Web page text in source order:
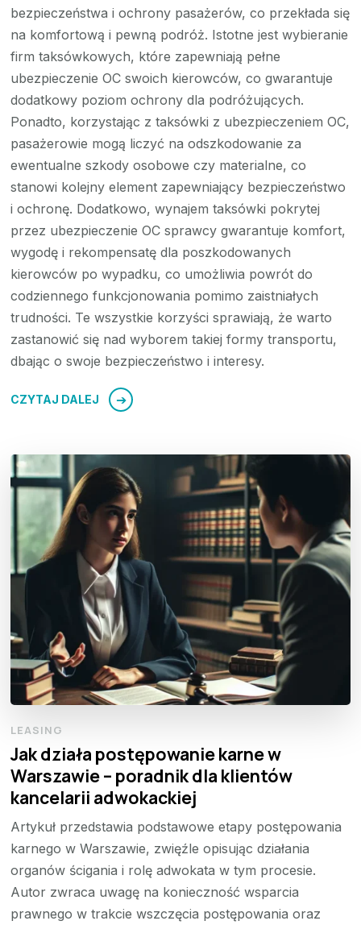
bezpieczeństwa i ochrony pasażerów, co przekłada się
na komfortową i pewną podróż. Istotne jest wybieranie
firm taksówkowych, które zapewniają pełne
ubezpieczenie OC swoich kierowców, co gwarantuje
dodatkowy poziom ochrony dla podróżujących.
Ponadto, korzystając z taksówki z ubezpieczeniem OC,
pasażerowie mogą liczyć na odszkodowanie za
ewentualne szkody osobowe czy materialne, co
stanowi kolejny element zapewniający bezpieczeństwo
i ochronę. Dodatkowo, wynajem taksówki pokrytej
przez ubezpieczenie OC sprawcy gwarantuje komfort,
wygodę i rekompensatę dla poszkodowanych
kierowców po wypadku, co umożliwia powrót do
codziennego funkcjonowania pomimo zaistniałych
trudności. Te wszystkie korzyści sprawiają, że warto
zastanowić się nad wyborem takiej formy transportu,
dbając o swoje bezpieczeństwo i interesy.
CZYTAJ DALEJ
LEASING
Jak działa postępowanie karne w
Warszawie – poradnik dla klientów
kancelarii adwokackiej
Artykuł przedstawia podstawowe etapy postępowania
karnego w Warszawie, zwięźle opisując działania
organów ścigania i rolę adwokata w tym procesie.
Autor zwraca uwagę na konieczność wsparcia
prawnego w trakcie wszczęcia postępowania oraz